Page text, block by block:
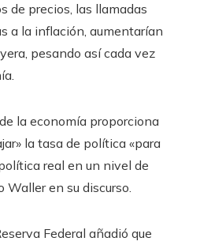
de precios, las llamadas
a la inflación, aumentarían
pesando así cada vez
la economía proporciona
la tasa de política «para
real en un nivel de
Waller en su discurso.
Federal añadió que